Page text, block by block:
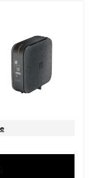
Sans engagement